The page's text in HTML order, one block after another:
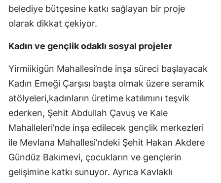
belediye bütçesine katkı sağlayan bir proje
olarak dikkat çekiyor.
Kadın ve gençlik odaklı sosyal projeler
Yirmiikigün Mahallesi’nde inşa süreci başlayacak
Kadın Emeği Çarşısı başta olmak üzere seramik
atölyeleri,kadınların üretime katılımını teşvik
ederken, Şehit Abdullah Çavuş ve Kale
Mahalleleri’nde inşa edilecek gençlik merkezleri
ile Mevlana Mahallesi’ndeki Şehit Hakan Akdere
Gündüz Bakımevi, çocukların ve gençlerin
gelişimine katkı sunuyor. Ayrıca Kavlaklı